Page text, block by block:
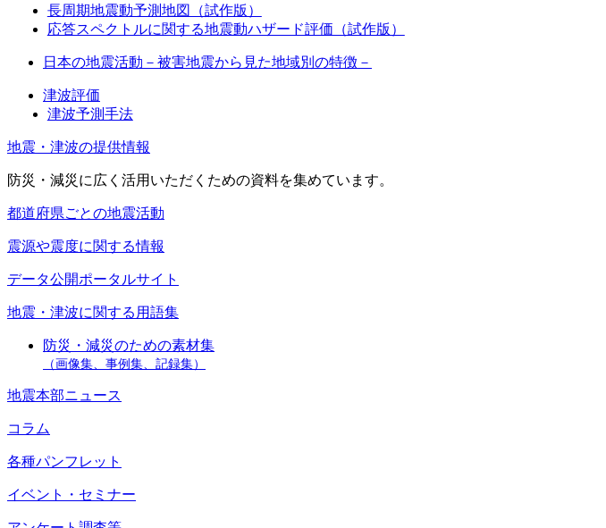
長周期地震動予測地図（試作版）
応答スペクトルに関する地震動ハザード評価（試作版）
日本の地震活動－被害地震から見た地域別の特徴－
津波評価
津波予測手法
地震・津波の提供情報
防災・減災に広く活用いただくための資料を集めています。
都道府県ごとの地震活動
震源や震度に関する情報
データ公開ポータルサイト
地震・津波に関する用語集
防災・減災のための素材集
（画像集、事例集、記録集）
地震本部ニュース
コラム
各種パンフレット
イベント・セミナー